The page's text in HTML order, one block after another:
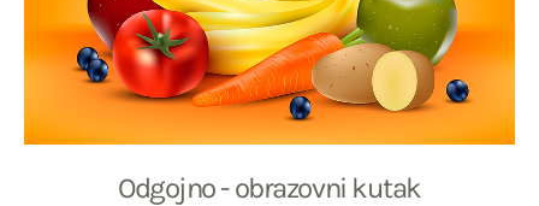
Odgojno - obrazovni kutak